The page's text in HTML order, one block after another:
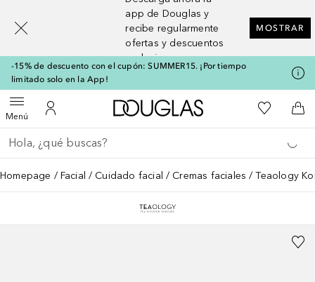
app de Douglas y
recibe regularmente
ofertas y descuentos
exclusivos
MOSTRAR
-15% de descuento con el cupón: SUMMER15. ¡Por tiempo
limitado solo en la App!
MenúAbrir menúMi cuenta
A Douglas HomeMi lista de
A
Regresar
Ejecutar búsqueda
Homepage Facial Cuidado facial Cremas faciales Teaology
[navigation.slideout.screenreader]